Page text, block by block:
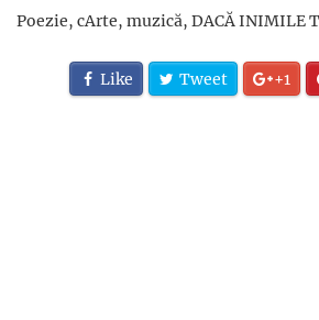
Poezie, cArte, muzică, DACĂ INIMILE
Like Tweet +1